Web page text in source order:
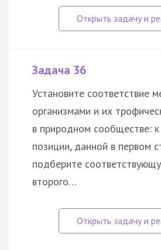
Задача 36
Установите соответствие
организмами и их
в природном сообществе:
позиции, данной в первом
подберите
второго…